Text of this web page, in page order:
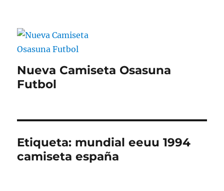
Nueva Camiseta Osasuna
Futbol
Etiqueta: mundial eeuu 1994
camiseta españa